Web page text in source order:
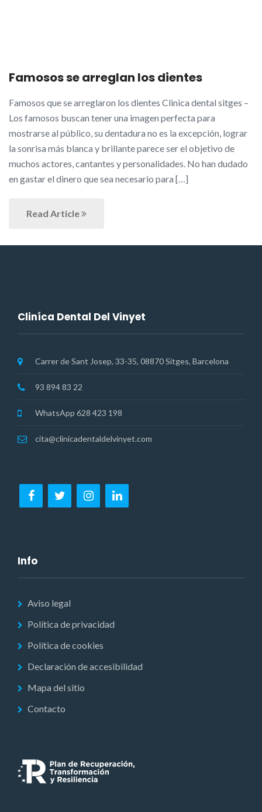
Famosos se arreglan los dientes
Famosos que se arreglaron los dientes Clinica dental sitges –
Los famosos buscan tener una imagen perfecta para
mostrarse al público, su dentadura no es la excepción, lograr
la sonrisa más blanca y brillante parece ser el objetivo de
muchos actores, cantantes y personalidades. No han dudado
en gastar el dinero que sea necesario para […]
Read Article
Cliníca Dental Del Vinyet
Carrer de Sant Josep, 33-35, 08870 Sitges, Barcelona
93 894 83 22
WhatsApp 628 423 198
cita@clinicadentaldelvinyet.com
Info
Aviso legal
Política de privacidad
Política de cookies
Declaración de accesibilidad
Mapa del sitio
Contacto